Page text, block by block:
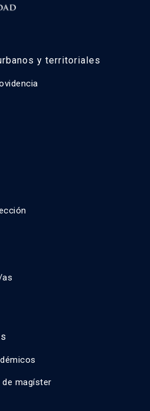
y territoriales
as
magíster